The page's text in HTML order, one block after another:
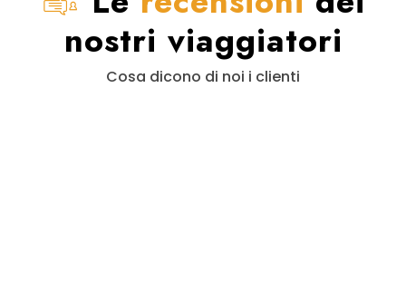
nostri viaggiatori
Cosa dicono di noi i clienti